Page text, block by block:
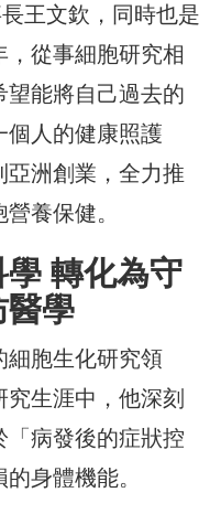
王文欽，同時也是
從事細胞研究相
望能將自己過去的
個人的健康照護
亞洲創業，全力推
養保健。
轉化為守
醫學
細胞生化研究領
生涯中，他深刻
「病發後的症狀控
身體機能。